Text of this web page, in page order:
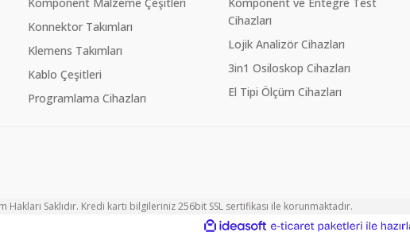
Konnektor Takımları
Klemens Takımları
Kablo Çeşitleri
Programlama Cihazları
Cihazları
Lojik Analizör Cihazları
3in1 Osiloskop Cihazları
El Tipi Ölçüm Cihazları
Saklıdır. Kredi kartı bilgileriniz 256bit SSL sertifikası ile korunmaktadır.
ideasoft e-